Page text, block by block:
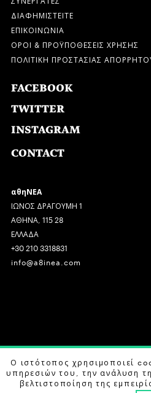
ΔΙΑΦΗΜΙΣΤΕΙΤΕ
ΕΠΙΚΟΙΝΩΝΙΑ
ΟΡΟΙ & ΠΡΟΫΠΟΘΕΣΕΙΣ ΧΡΗΣΗΣ
ΠΟΛΙΤΙΚΗ ΠΡΟΣΤΑΣΙΑΣ
FACEBOOK
TWITTER
INSTAGRAM
CONTACT
αθηΝΕΑ
ΙΩΝΟΣ ΔΡΑΓΟΥΜΗ 1
ΑΘΗΝΑ, 115 28
ΕΛΛΑΔΑ
+30 210 3318831
info@a8inea.com
COPYRIGHT © 2026 αθηΝΕΑ, ALL
DESIGN BY G DESIGN STUDIO.
Ο ιστότοπος χρησιμοποιεί
υπηρεσιών του, την ανάλυση
βελτιστοποίηση της